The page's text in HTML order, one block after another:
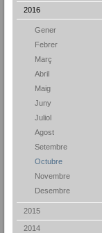
2016
Gener
Febrer
Març
Abril
Maig
Juny
Juliol
Agost
Setembre
Octubre
Novembre
Desembre
2015
2014